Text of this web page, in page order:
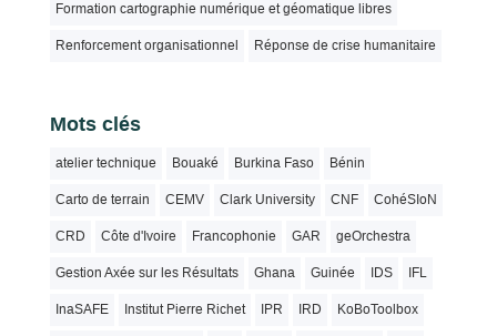
Formation cartographie numérique et géomatique libres
Renforcement organisationnel Réponse de crise humanitaire
Mots clés
atelier technique Bouaké Burkina Faso Bénin
Carto de terrain CEMV Clark University CNF CohéSIoN
CRD Côte d'Ivoire Francophonie GAR geOrchestra
Gestion Axée sur les Résultats Ghana Guinée IDS IFL
InaSAFE Institut Pierre Richet IPR IRD KoBoToolbox